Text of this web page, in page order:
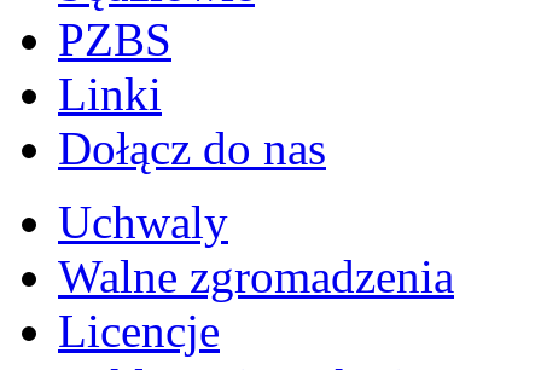
PZBS
Linki
Dołącz do nas
Uchwaly
Walne zgromadzenia
Licencje